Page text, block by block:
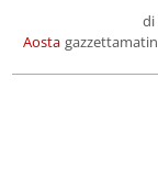
Aosta
di
gazzettamatin